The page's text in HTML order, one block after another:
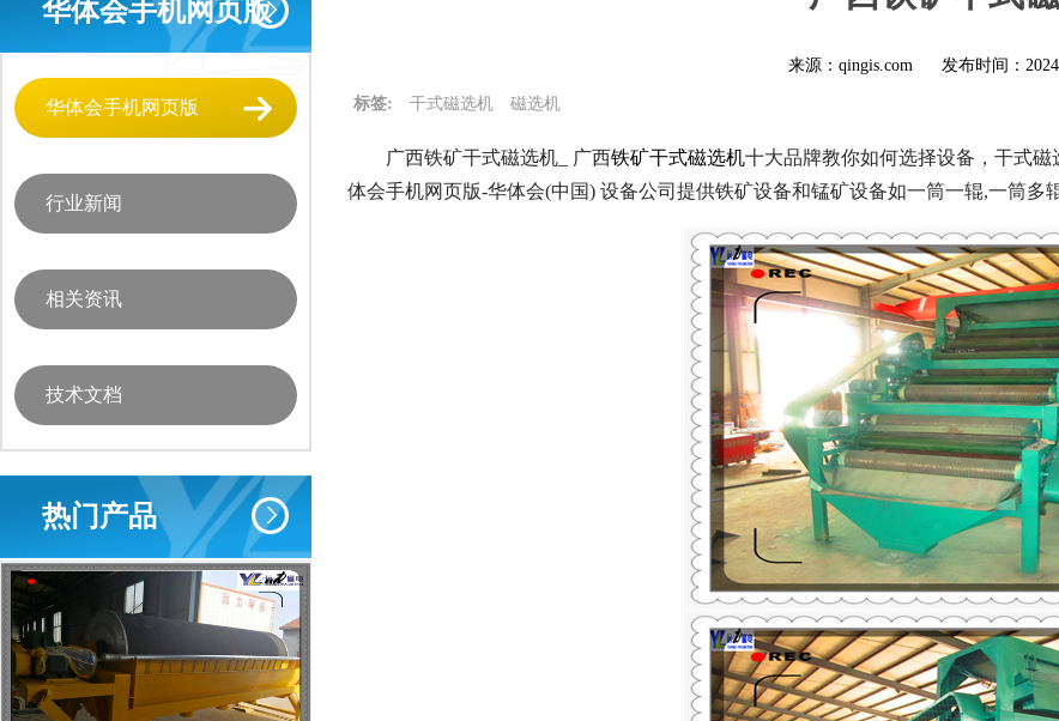
华体会手机网页版
华体会手机网页版
行业新闻
相关资讯
技术文档
热门产品
来源：qingis.com 发布时间：
标签: 干式磁选机 磁选机
广西铁矿干式磁选机_ 广西铁矿干式磁选机十大品牌教你如何选择设备，干式
体会手机网页版-华体会(中国) 设备公司提供铁矿设备和锰矿设备如一筒一辊,一筒多